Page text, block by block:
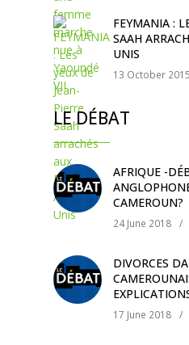
FEYMANIA :
SAAH
UNIS
13 October 2015
LE DÉBAT
AFRIQUE -
CAMEROUN?
24 June 2018 /
DIVORCES
17 June 2018 /